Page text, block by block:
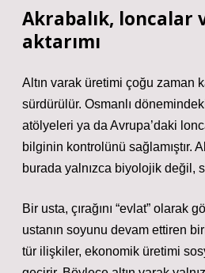
Akrabalık, loncalar
aktarımı
Altın varak üretimi çoğu zaman
sürdürülür. Osmanlı
atölyeleri ya da Avrupa’daki
bilginin kontrolünü sağlamıştır.
burada yalnızca biyolojik değil,
Bir usta, çırağını “evlat” olarak
ustanın soyunu devam ettiren
tür ilişkiler, ekonomik üretimi